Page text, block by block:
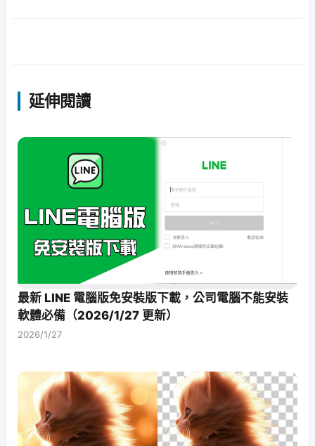
延伸閱讀
最新 LINE 電腦版免安裝版下載，公司電腦不能安裝
軟體必備（2026/1/27 更新）
2026/1/27